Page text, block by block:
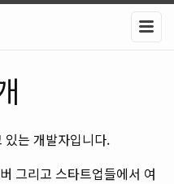
있는 개발자입니다.
그리고 스타트업들에서 여